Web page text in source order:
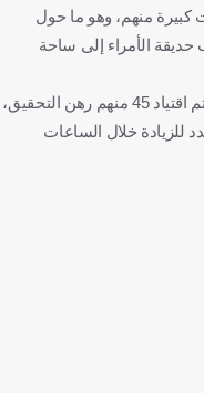
كبيرة منهم، وهو ما حول
الأمراء إلى ساحة
وأعلنت الشرطة الفرنسية توقيف 79 شخصًا، تم اقتياد 45 منهم رهن التحقيق،
مع قابلية العدد للزيادة خلال الساعات